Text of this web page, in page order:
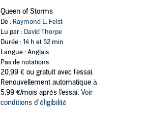
Queen of Storms
De : Raymond E. Feist
Lu par : David Thorpe
Durée : 14 h et 52 min
Langue : Anglais
Pas de notations
20,99 € ou gratuit avec l'essai.
Renouvellement automatique à
5,99 €/mois après l'essai. Voir
conditions d'éligibilité